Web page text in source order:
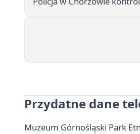
Przydatne dane
Muzeum Górnośląski Park